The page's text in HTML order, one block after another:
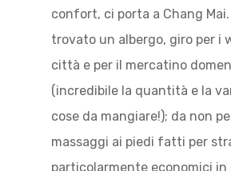
confort, ci porta a Chang
trovato un albergo, giro per i
città e per il mercatino
(incredibile la quantità e la
cose da mangiare!); da non
massaggi ai piedi fatti per
particolarmente economici